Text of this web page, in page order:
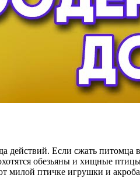
Если сжать питомца
обезьяны и хищные
милой птичке игрушки и